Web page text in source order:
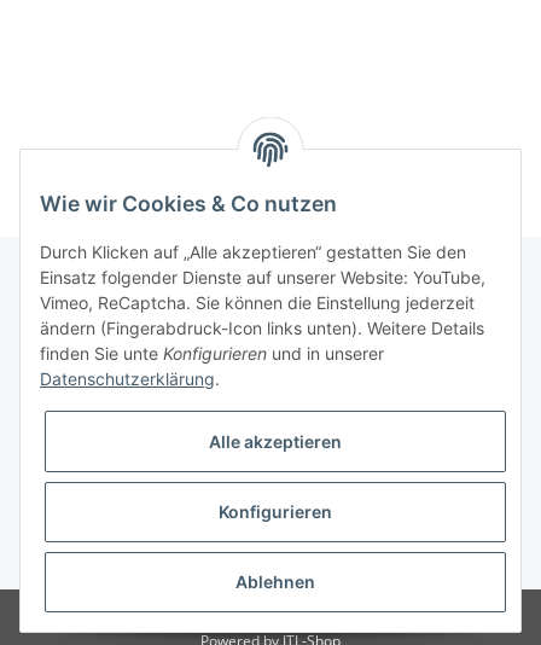
Informationen
Gesetzliche Informationen
* Alle Preise inkl. gesetzlicher USt., zzgl.Versand
Besucherzähler: 3072050
Powered by JTL-Shop
Wie wir Cookies & Co nutzen
Durch Klicken auf „Alle akzeptieren“ gestatten Sie den
Einsatz folgender Dienste auf unserer Website: YouTube,
Vimeo, ReCaptcha. Sie können die Einstellung jederzeit
ändern (Fingerabdruck-Icon links unten). Weitere Details
finden Sie unte Konfigurieren und in unserer
Datenschutzerklärung.
Alle akzeptieren
Konfigurieren
Ablehnen